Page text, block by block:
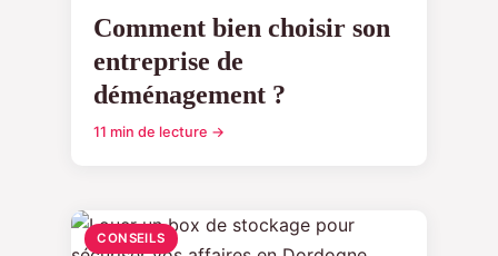
Comment bien choisir son
entreprise de
déménagement ?
11 min de lecture →
CONSEILS